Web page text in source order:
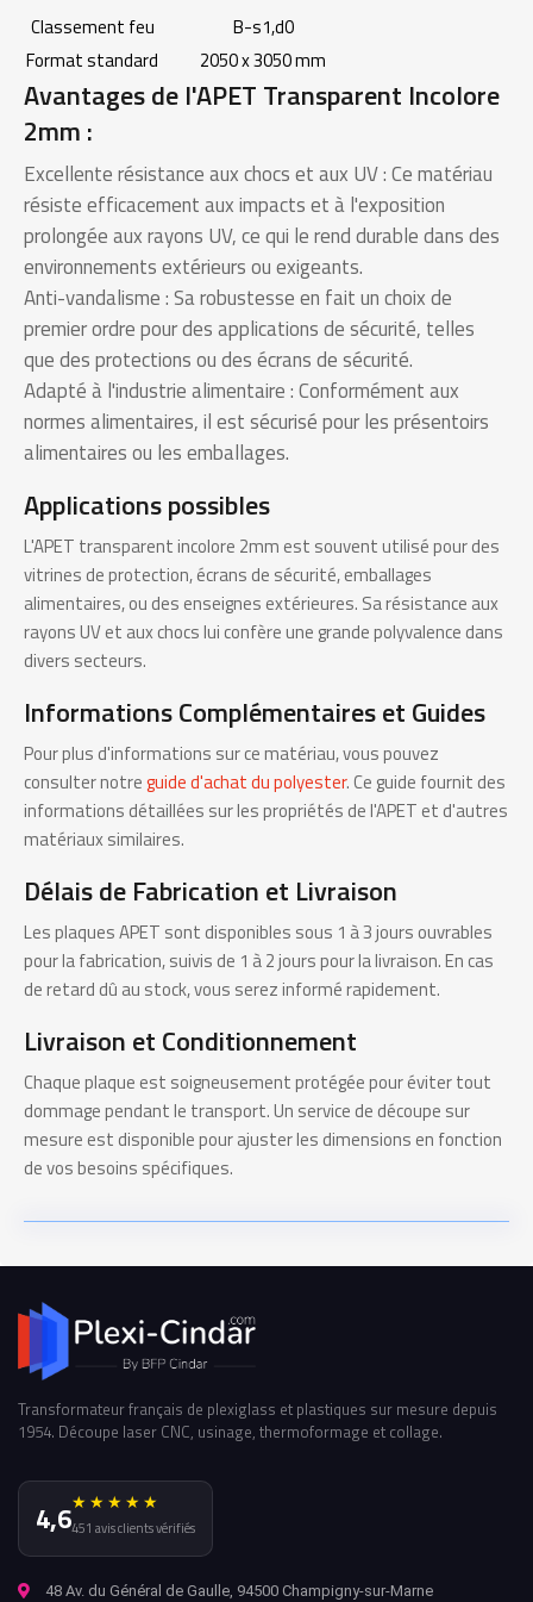
Classement feu
B-s1,d0
Format standard
2050 x 3050 mm
Avantages de l'APET Transparent Incolore
2mm :
Excellente résistance aux chocs et aux UV : Ce matériau
résiste efficacement aux impacts et à l'exposition
prolongée aux rayons UV, ce qui le rend durable dans des
environnements extérieurs ou exigeants.
Anti-vandalisme : Sa robustesse en fait un choix de
premier ordre pour des applications de sécurité, telles
que des protections ou des écrans de sécurité.
Adapté à l'industrie alimentaire : Conformément aux
normes alimentaires, il est sécurisé pour les présentoirs
alimentaires ou les emballages.
Applications possibles
L'APET transparent incolore 2mm est souvent utilisé pour des
vitrines de protection, écrans de sécurité, emballages
alimentaires, ou des enseignes extérieures. Sa résistance aux
rayons UV et aux chocs lui confère une grande polyvalence dans
divers secteurs.
Informations Complémentaires et Guides
Pour plus d'informations sur ce matériau, vous pouvez
consulter notreguide d'achat du polyester. Ce guide fournit des
informations détaillées sur les propriétés de l'APET et d'autres
matériaux similaires.
Délais de Fabrication et Livraison
Les plaques APET sont disponibles sous 1 à 3 jours ouvrables
pour la fabrication, suivis de 1 à 2 jours pour la livraison. En cas
de retard dû au stock, vous serez informé rapidement.
Livraison et Conditionnement
Chaque plaque est soigneusement protégée pour éviter tout
dommage pendant le transport. Un service de découpe sur
mesure est disponible pour ajuster les dimensions en fonction
de vos besoins spécifiques.
Transformateur français de plexiglass et plastiques sur mesure depuis
1954. Découpe laser CNC, usinage, thermoformage et collage.
4,6★★★★★
451 avis clients vérifiés
48 Av. du Général de Gaulle, 94500 Champigny-sur-Marne